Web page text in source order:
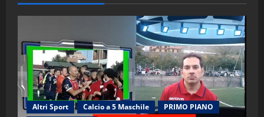
Altri Sport Calcio a 5 Maschile
PRIMO PIANO